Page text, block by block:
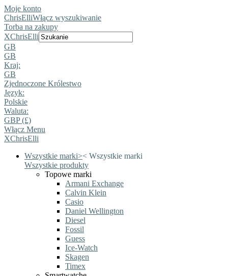
Moje konto
ChrisElliWłącz wyszukiwanie
Torba na zakupy
XChrisElli
GB
GB
Kraj:
GB
Zjednoczone Królestwo
Język:
Polskie
Waluta:
GBP (£)
Włącz Menu
XChrisElli
Wszystkie marki>< Wszystkie marki
Wszystkie produkty
Topowe marki
Armani Exchange
Calvin Klein
Casio
Daniel Wellington
Diesel
Fossil
Guess
Ice-Watch
Skagen
Timex